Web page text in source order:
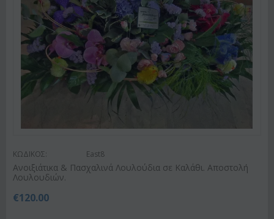
ΚΩΔΙΚΟΣ: East8
Ανοιξιάτικα & Πασχαλινά Λουλούδια σε Καλάθι. Αποστολή
Λουλουδιών.
€120.00